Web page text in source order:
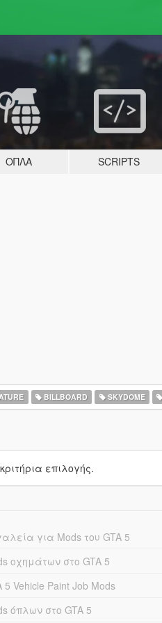
ΌΠΛΑ SCRIPTS
BILLBOARD SKYDOME
επιλογής.
για Mods του GTA 5
οχημάτων στο GTA 5
5 Vehicle Paint Job Mods
όπλων στο GTA 5